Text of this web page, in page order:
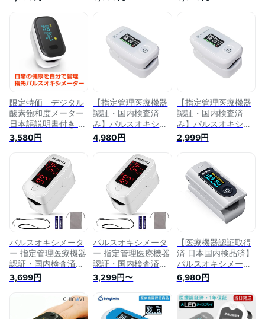
中酸素濃度計 看護
血中酸素濃度計
spo2 脈拍計 酸素飽
和度 心拍計 国内検
品済み 家庭用 介護
高精度 簡単操作 小
型軽量 携帯便利 在
宅/登山用 日本語説
明書 体調管理 健康
管理 送料無料
脈拍計 酸素飽和度
日本語説明書 人気
看護 スポーツ 家庭
用 在宅医療 登山 体
調管理 健康管理 脈
拍 酸素飽和度 血中
酸素濃度計 介護 看
spo2 脈拍計 酸素飽
指先 酸素濃度計 日
本語説明書 人気 看
護 家庭用 在宅医療
登山 体調管理 健康
管理 脈拍 介護 病院
医療 子供 【1年保
限定特価 デジタル
酸素飽和度メーター
日本語説明書付き 家
庭用 SPO2 測定器 血
中酸素 脈拍計 酸素
飽和度 心拍計 指脈
拍 指先 一般家庭用
健康管理 血中酸素濃
度 在宅介護 携帯小
型 指先 高機能 送料
無料 av-pom01
3,580円
【指定管理医療機器
認証・国内検査済
み】パルスオキシメ
ーター 酸素濃度計
心拍計 spo2/脈拍測
定器 医療用 家庭用
パルスオキシメータ
ー KA800 医療用 家
庭用 オキシメーター
正常値 血中酸素濃度
計 医療機器認証 ア
ラート機能付 メディ
カルカレンダー 簡単
操作 見やすい ディ
スプレイ表示 自宅測
定器 (1)
4,980円
【指定管理医療機器
認証・国内検査済
み】パルスオキシメ
ーター 酸素濃度計
心拍計 spo2/脈拍測
パルスオキシメータ
ー KA800 医療用 家
庭用 オキシメーター
正常値 血中酸素濃度
計 医療機器認証 ア
ラート機能付 メディ
操作 見やすい ディ
スプレイ表示 自宅測
定器… (1)
2,999円
パルスオキシメータ
ー 指定管理医療機器
認証・国内検査済み
血中酸素濃度計 血中
酸素濃度測定器
spo2 心拍計 脈拍測
定器 高精度測定 大
画面表示 パルスオキ
3,699円
パルスオキシメータ
ー 指定管理医療機器
認証・国内検査済み
血中酸素濃度計 血中
酸素濃度測定器
spo2 心拍計 脈拍測
定器 高精度測定 大
画面表示 パルスオキ
3,299円〜
【医療機器認証取得
済 日本国内検品済】
パルスオキシメータ
ー 血中酸素濃度計
医療用 家庭用 心拍
計 spo2/脈拍測定器
クリップ式 ワンタッ
チで簡単操作 5秒測
6,980円